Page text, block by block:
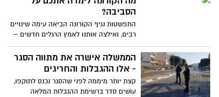
במרחב הציבורי נרטבות במהרה ומאבדות
הסביבה?
התפשטות נגיף הקורונה הביאה עימה שינויים
רבים, ואילצה אותנו לאמץ הרגלים חדשים –
כמו ריחוק חברתי, שטיפת ידיים מוגברת,
עטיית מסכה ועוד. לצד הכללים החשובים
השומרים על בריאותנו, חשוב לזכור גם את
הממשלה אישרה את מתווה הסגר
- אלו ההגבלות והחריגים
קצת יותר מיממה לפני שהסגר נכנס לתוקפו,
עושים סדר ברשימת ההגבלות המלאה